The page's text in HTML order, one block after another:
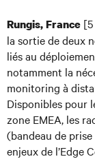
Rungis, France
la sortie de deux
liés au
notamment la
monitoring à
Disponibles pour
zone EMEA, les
(bandeau de
enjeux de l’Edge